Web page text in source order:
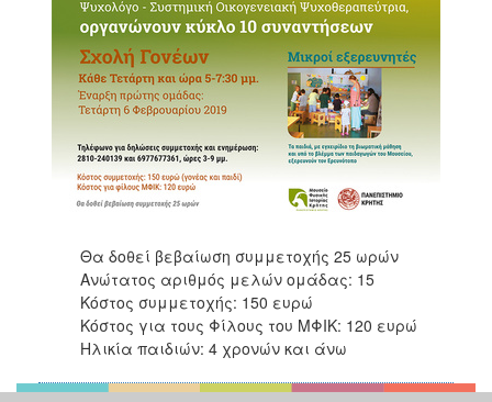
Θα δοθεί βεβαίωση συμμετοχής 25 ωρών
Ανώτατος αριθμός μελών ομάδας: 15
Κόστος συμμετοχής: 150 ευρώ
Κόστος για τους Φίλους του ΜΦΙΚ: 120 ευρώ
Ηλικία παιδιών: 4 χρονών και άνω